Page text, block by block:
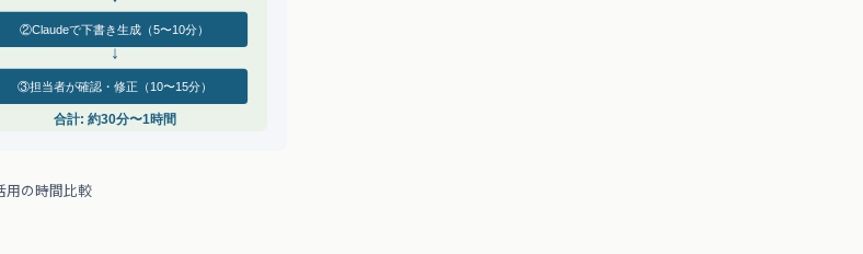
②Claudeで下書き生成（5〜10分）
↓
③担当者が確認・修正（10〜15分）
合計: 約30分〜1時間
用の時間比較